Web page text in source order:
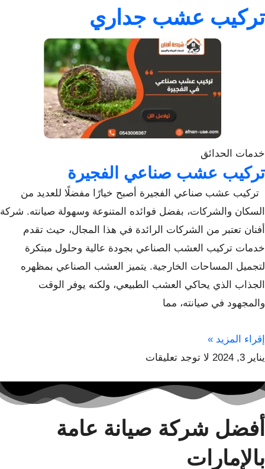
تركيب عشب جداري
خدمات الحدائق
تركيب عشب صناعي الفجيرة
تركيب عشب صناعي الفجيرة أصبح خيارًا مفضلًا للعديد من
السكان والشركات، بفضل فوائده المتنوعة وسهولة صيانته. شركة
أفنان تعتبر من الشركات الرائدة في هذا المجال، حيث تقدم
خدمات تركيب العشب الصناعي بجودة عالية وحلول مبتكرة
لتجميل المساحات الخارجية. يتميز العشب الصناعي بمظهره
الجذاب الذي يحاكي العشب الطبيعي، ولكنه يوفر الوقت
والمجهود في صيانته، مما
إقراء المزيد »
يناير 3, 2024
لا توجد تعليقات
أفضل شركة صيانة عامة
بالإمارات